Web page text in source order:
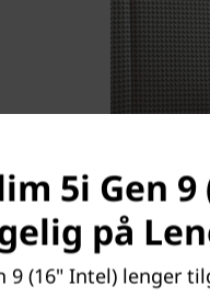
5i Gen
på
9 (16" Intel) lenger